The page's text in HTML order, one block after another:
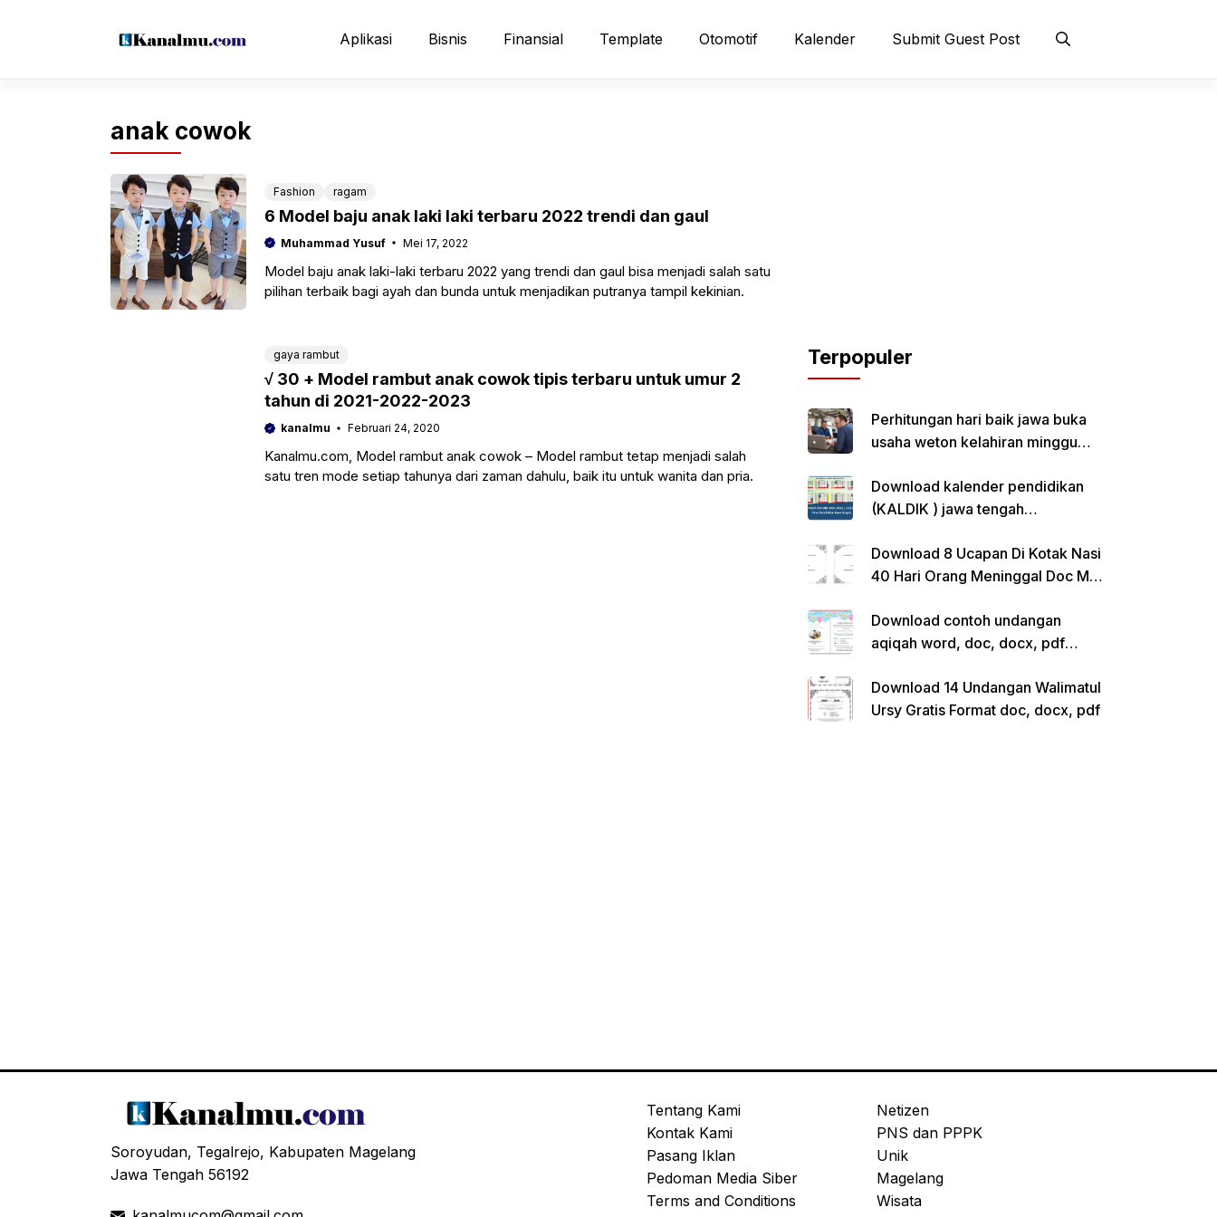
Aplikasi Bisnis Finansial Template Otomotif Kalender Submit Guest Post
anak cowok
Fashion ragam
6 Model baju anak laki laki terbaru 2022 trendi dan gaul
Muhammad Yusuf Mei 17, 2022
Model baju anak laki-laki terbaru 2022 yang trendi dan gaul bisa menjadi salah satu
pilihan terbaik bagi ayah dan bunda untuk menjadikan putranya tampil kekinian.
gaya rambut
√ 30 + Model rambut anak cowok tipis terbaru untuk umur 2
tahun di 2021-2022-2023
kanalmu Februari 24, 2020
Kanalmu.com, Model rambut anak cowok – Model rambut tetap menjadi salah
satu tren mode setiap tahunya dari zaman dahulu, baik itu untuk wanita dan pria.
Terpopuler
Perhitungan hari baik jawa buka
usaha weton kelahiran minggu
Download kalender pendidikan
(KALDIK ) jawa tengah
Download 8 Ucapan Di Kotak Nasi
40 Hari Orang Meninggal Doc Ms.
Download contoh undangan
aqiqah word, doc, docx, pdf
Download 14 Undangan Walimatul
Ursy Gratis Format doc, docx, pdf
Soroyudan, Tegalrejo, Kabupaten Magelang
Jawa Tengah 56192
Tentang Kami
Kontak Kami
Pasang Iklan
Pedoman Media Siber
Terms and Conditions
Netizen
PNS dan PPPK
Unik
Magelang
Wisata